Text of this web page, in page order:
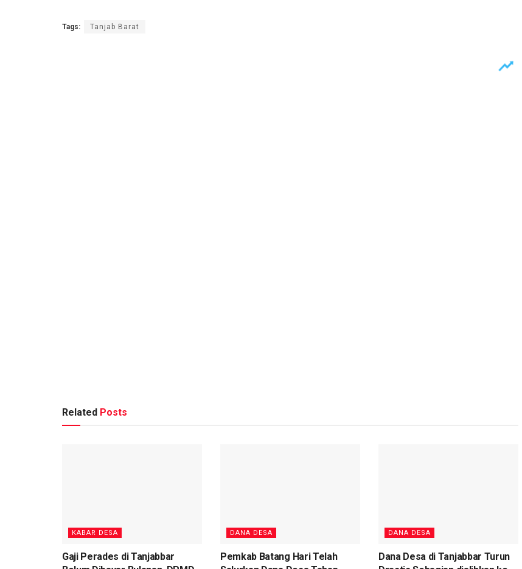
Tags: Tanjab Barat
Related Posts
KABAR DESA
Gaji Perades di Tanjabbar
DANA DESA
Pemkab Batang Hari Telah
DANA DESA
Dana Desa di Tanjabbar Turun